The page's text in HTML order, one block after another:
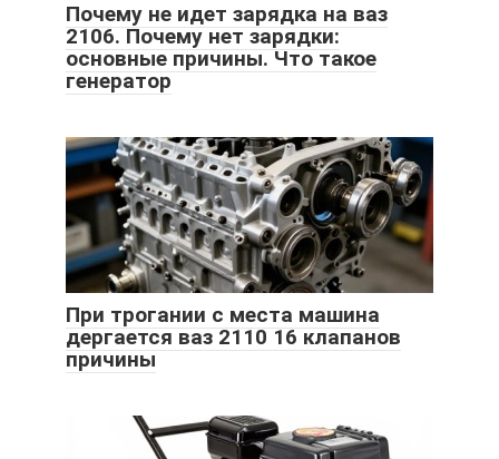
Почему не идет зарядка на ваз
2106. Почему нет зарядки:
основные причины. Что такое
генератор
При трогании с места машина
дергается ваз 2110 16 клапанов
причины